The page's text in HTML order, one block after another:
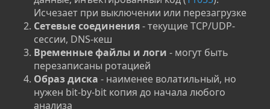
Исчезает при выключении или перезагрузке
Сетевые соединения- текущие TCP/UDP-
сессии, DNS-кеш
Временные файлы и логи - могут быть
перезаписаны ротацией
Образ диска - наименее волатильный, но
нужен bit-by-bit копия до начала любого
анализа